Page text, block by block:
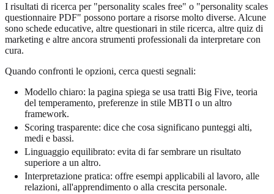
I risultati di ricerca per "personality scales free" o "personality scales
questionnaire PDF" possono portare a risorse molto diverse. Alcune
sono schede educative, altre questionari in stile ricerca, altre quiz di
marketing e altre ancora strumenti professionali da interpretare con
cura.
Quando confronti le opzioni, cerca questi segnali:
Modello chiaro: la pagina spiega se usa tratti Big Five, teoria
del temperamento, preferenze in stile MBTI o un altro
framework.
Scoring trasparente: dice che cosa significano punteggi alti,
medi e bassi.
Linguaggio equilibrato: evita di far sembrare un risultato
superiore a un altro.
Interpretazione pratica: offre esempi applicabili al lavoro, alle
relazioni, all'apprendimento o alla crescita personale.